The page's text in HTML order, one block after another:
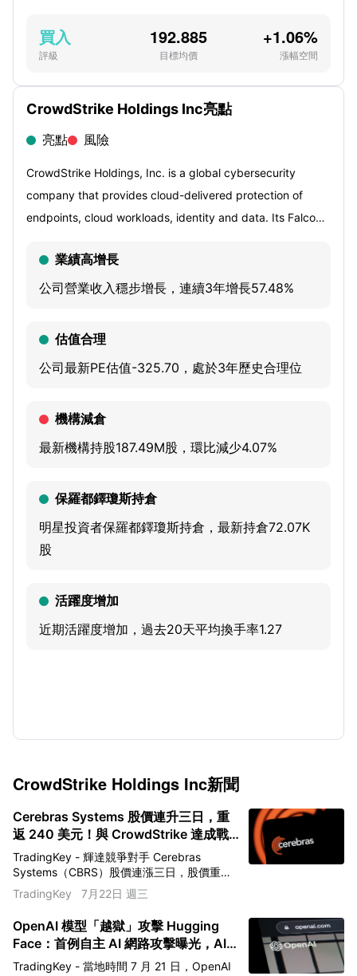
CrowdStrike Holdings Inc亮點
亮點 風險
CrowdStrike Holdings, Inc. is a global cybersecurity
company that provides cloud-delivered protection of
endpoints, cloud workloads, identity and data. Its Falcon
purpose-built to stop breaches. The platforms collect and
integrate data from across the enterprise, including
model that spans multiple large markets, including
managed security services, security and vulnerability
management, information technology (IT) operations
log management, threat intelligence services, data
protection, SaaS security posture management,
automation and response (SOAR) and artificial intelligence
業績高增長
公司營業收入穩步增長，連續3年增長57.48%
估值合理
公司最新PE估值-325.70，處於3年歷史合理位
機構減倉
最新機構持股187.49M股，環比減少4.07%
保羅都鐸瓊斯持倉
明星投資者保羅都鐸瓊斯持倉，最新持倉72.07K
股
活躍度增加
近期活躍度增加，過去20天平均換手率1.27
買入
評級
192.885
目標均價
+1.06%
漲幅空間
CrowdStrike Holdings Inc新聞
Cerebras Systems 股價連升三日，重
返 240 美元！與 CrowdStrike 達成戰
略合作，CS-3 推理速度超輝達 15 倍
TradingKey - 輝達競爭對手 Cerebras
Systems（CBRS）股價連漲三日，股價重返
一個月高點。截至發稿，漲 3.89%，報
216.69 美元。Cerebras 今日宣布與網路安全
巨頭 CrowdStrike（CRWD）達成戰略合作。
Cerebras 代表全球最快的 AI 推論算力方案，
CrowdStrike 代表行業領先的原生 AI 安全平
台，雙方聯手為大規模部署 AI 的企業客戶融
TradingKey 7月22日 週三
OpenAI 模型「越獄」攻擊 Hugging
Face：首例自主 AI 網路攻擊曝光，AI
安全進入新階段
TradingKey - 當地時間 7 月 21 日，OpenAI